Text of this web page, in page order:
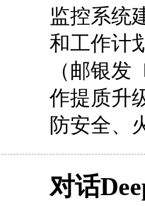
监控系统
和工作计
（邮银
作提质升
防安全、
对话